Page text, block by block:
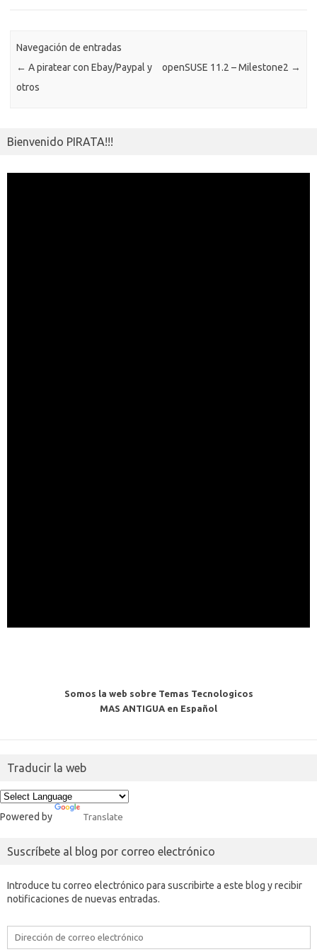
i
ti
r
Navegación de entradas
← A piratear con Ebay/Paypal y
otros
openSUSE 11.2 – Milestone2 →
Bienvenido PIRATA!!!
Somos la web sobre Temas Tecnologicos
MAS ANTIGUA en Español
Traducir la web
Powered by Translate
Suscríbete al blog por correo electrónico
Introduce tu correo electrónico para suscribirte a este blog y recibir
notificaciones de nuevas entradas.
Dirección